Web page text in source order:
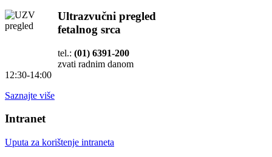
Ultrazvučni pregled
fetalnog srca
tel.: (01) 6391-200
zvati radnim danom
12:30-14:00
Saznajte više
Intranet
Uputa za korištenje intraneta